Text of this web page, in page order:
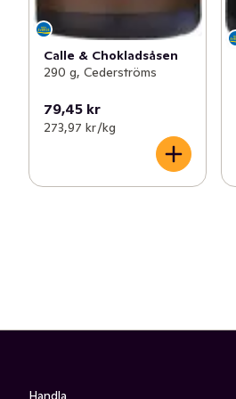
Calle & Chokladsåsen
290 g, Cederströms
79,45 kr
273,97 kr /kg
Handla